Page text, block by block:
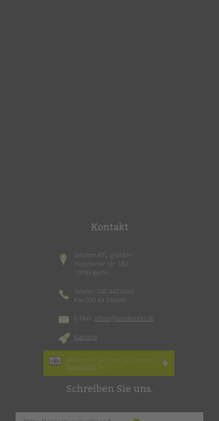
Kontakt
tandem BTL gGmbH
Potsdamer Str. 182
10783 Berlin
Telefon 030 443360-0
Fax 030 44 336040
E-Mail: office@tandembtl.de
Karriere
Melden Sie sich hier für unseren
Newsletter an.
Schreiben Sie uns.